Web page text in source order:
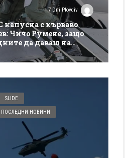
7 Dni Plovdiv
напусна с кърваво
Чичо Румене, защо
да даваш на
SLIDE
ПОСЛЕДНИ НОВИНИ